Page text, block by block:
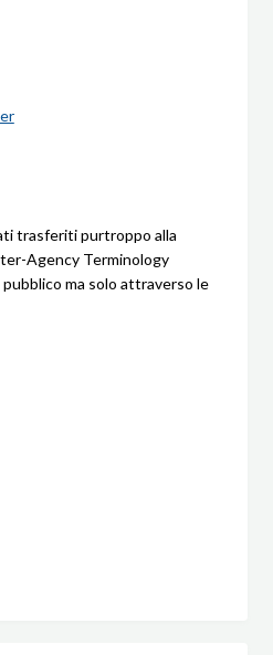
trasferiti purtroppo alla
Agency Terminology
ma solo attraverso le